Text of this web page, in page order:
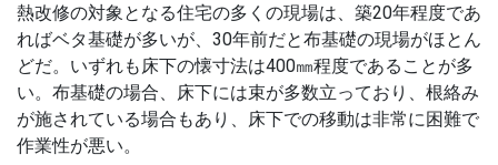
熱改修の対象となる住宅の多くの現場は、築20年程度であ
ればベタ基礎が多いが、30年前だと布基礎の現場がほとん
どだ。いずれも床下の懐寸法は400㎜程度であることが多
い。布基礎の場合、床下には束が多数立っており、根絡み
が施されている場合もあり、床下での移動は非常に困難で
作業性が悪い。